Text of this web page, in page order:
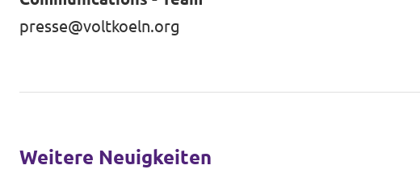
presse@voltkoeln.org
Weitere Neuigkeiten